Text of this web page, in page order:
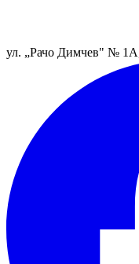
ул. „Рачо Димчев" №